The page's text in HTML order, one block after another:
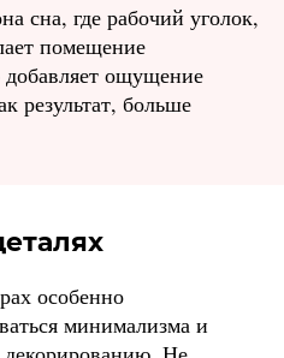
сна, где рабочий уголок,
помещение
ощущение
результат, больше
особенно
минимализма и